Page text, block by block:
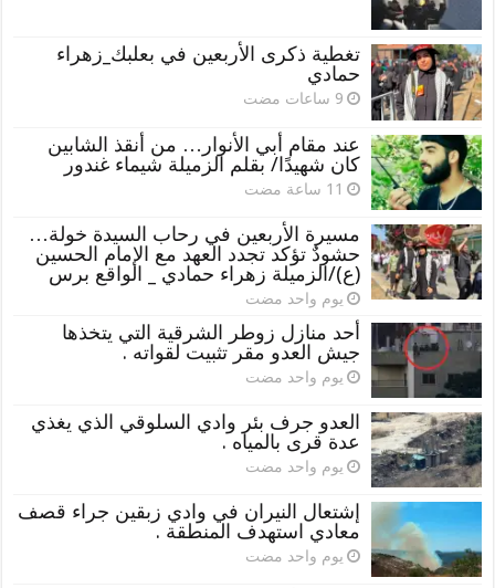
تغطية ذكرى الأربعين في بعلبك_زهراء
حمادي
عند مقام أبي الأنوار… من أنقذ الشابين
كان شهيدًا/ بقلم الزميلة شيماء غندور
مسيرة الأربعين في رحاب السيدة خولة…
حشودٌ تؤكد تجدد العهد مع الإمام الحسين
(ع)/الزميلة زهراء حمادي _ الواقع برس
‏يوم واحد مضت
أحد منازل زوطر الشرقية التي يتخذها
جيش العدو مقر تثبيت لقواته .
‏يوم واحد مضت
العدو جرف بئر وادي السلوقي الذي يغذي
عدة قرى بالمياه .
‏يوم واحد مضت
إشتعال النيران في وادي زبقين جراء قصف
معادي استهدف المنطقة .
‏يوم واحد مضت